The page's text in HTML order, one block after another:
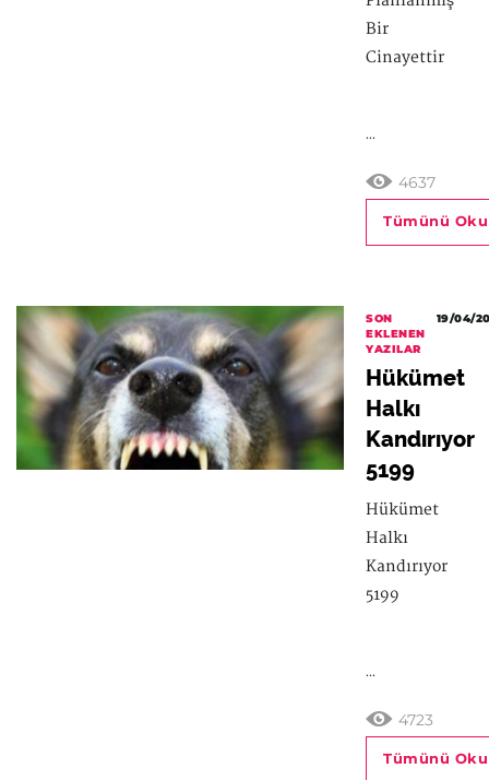
Bir
Cinayettir
...
4637
Tümünü Oku
SON
EKLENEN
YAZILAR
19/04/
Hükümet
Halkı
Kandırıyor
5199
Hükümet
Halkı
Kandırıyor
5199
...
4723
Tümünü Oku